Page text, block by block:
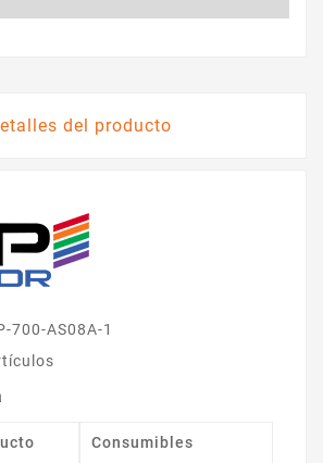
del producto
700-AS08A-1
Consumibles